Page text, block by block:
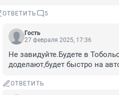
ОТВЕТИТЬ 5
Гость
27 февраля 2025, 17:36
Не завидуйте.Будете в
доделают,будет быстро на
ОТВЕТИТЬ